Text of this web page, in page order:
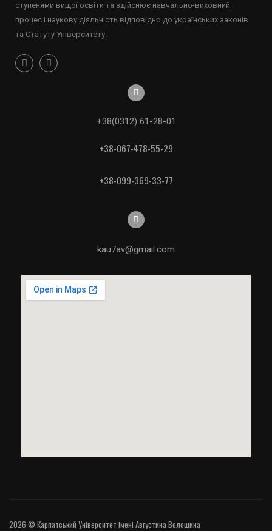
ступенями вищої освіти та здійснює навчально-виховний
процес і наукову діяльність відповідно до українських законів
та Статуту Університету.
+38(0312) 61-28-01
+38-067-478-55-29
+38-099-369-33-77
kau7av@gmail.com
2026 © Карпатський Університет імені Августина Волошина